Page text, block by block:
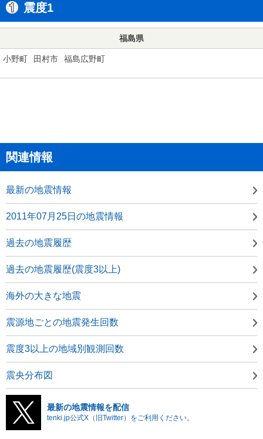
震度1
福島県
小野町 田村市 福島広野町
関連情報
最新の地震情報
2011年07月25日の地震情報
過去の地震履歴
過去の地震履歴(震度3以上)
海外の大きな地震
震源地ごとの地震発生回数
震度3以上の地域別観測回数
震央分布図
最新の地震情報を配信
tenki.jp公式X（旧Twitter）をご利用ください。